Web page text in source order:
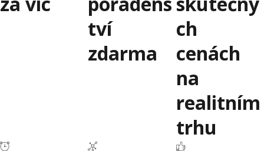
tví
zdarma
ch
cenách
na
realitním
trhu